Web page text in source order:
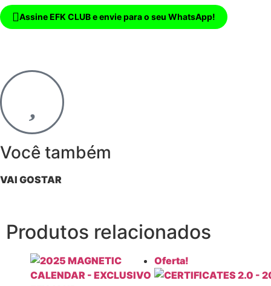
Assine EFK CLUB e envie para o seu WhatsApp!
Você também
VAI GOSTAR
Produtos relacionados
Oferta!